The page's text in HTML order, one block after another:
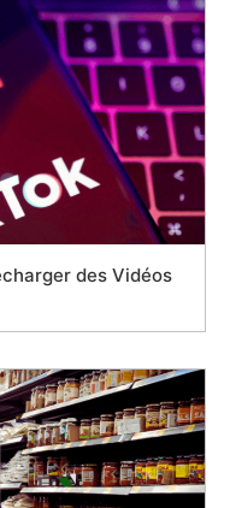
des Vidéos